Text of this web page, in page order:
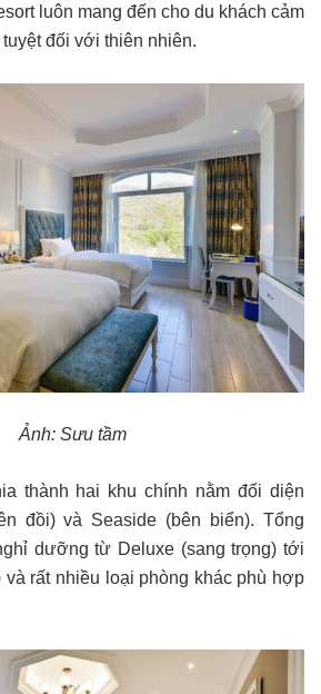
luôn mang đến cho du khách cảm
đối với thiên nhiên.
Ảnh: Sưu tầm
thành hai khu chính nằm đối diện
đồi) và Seaside (bên biển). Tổng
dưỡng từ Deluxe (sang trọng) tới
rất nhiều loại phòng khác phù hợp